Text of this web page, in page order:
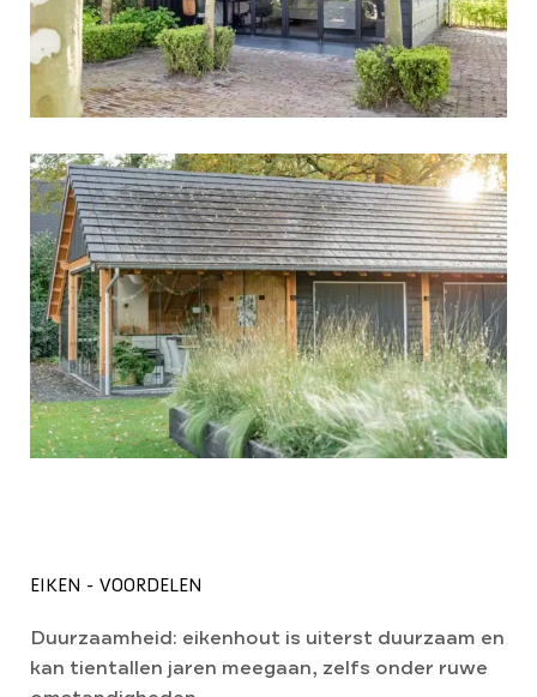
EIKEN - VOORDELEN
Duurzaamheid: eikenhout is uiterst duurzaam en
kan tientallen jaren meegaan, zelfs onder ruwe